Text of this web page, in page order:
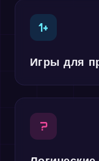
1+
Игры для
?